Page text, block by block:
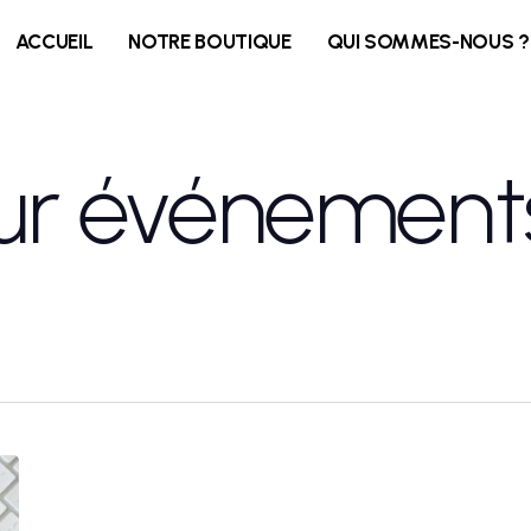
ACCUEIL NOTRE BOUTIQUE QUI SOMMES-NOUS ?